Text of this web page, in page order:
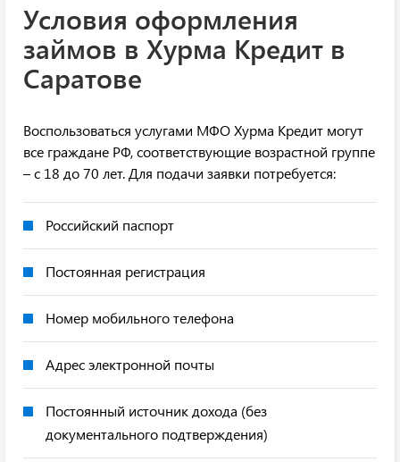
Условия оформления
займов в Хурма Кредит в
Саратове
Воспользоваться услугами МФО Хурма Кредит могут
все граждане РФ, соответствующие возрастной группе
– с 18 до 70 лет. Для подачи заявки потребуется:
Российский паспорт
Постоянная регистрация
Номер мобильного телефона
Адрес электронной почты
Постоянный источник дохода (без
документального подтверждения)